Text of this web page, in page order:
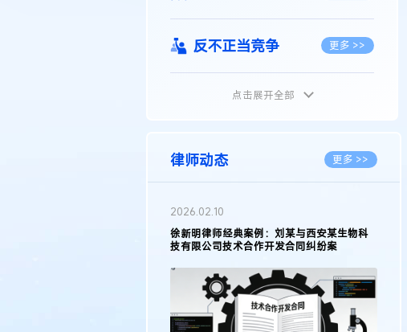
反不正当竞争 更多 >>
植物新品种
地理标志 更多 >>
集成电路布图设计
传统文化 更多 >>
点击展开全部
律师动态 更多 >>
2026.05.11
徐新明律师接受《天津日报》采访：解读
2025年度天津市专利行政保护案例